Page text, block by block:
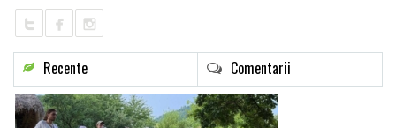
Recente Comentarii